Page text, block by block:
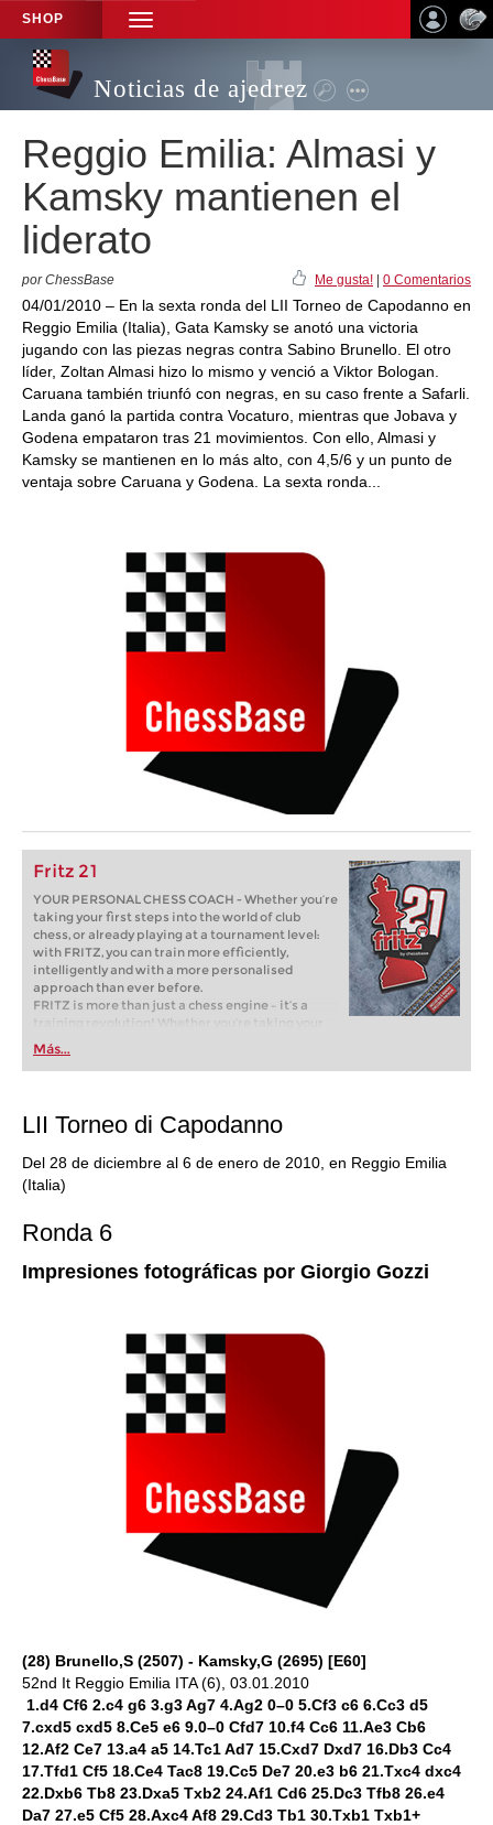
SHOP
TOGGLE
NAVIGATION
Noticias de ajedrez
Reggio Emilia: Almasi y
Kamsky mantienen el
liderato
por ChessBase Me gusta! 0 Comentarios
04/01/2010 – En la sexta ronda del LII Torneo de Capodanno en
Reggio Emilia (Italia), Gata Kamsky se anotó una victoria
jugando con las piezas negras contra Sabino Brunello. El otro
líder, Zoltan Almasi hizo lo mismo y venció a Viktor Bologan.
Caruana también triunfó con negras, en su caso frente a Safarli.
Landa ganó la partida contra Vocaturo, mientras que Jobava y
Godena empataron tras 21 movimientos. Con ello, Almasi y
Kamsky se mantienen en lo más alto, con 4,5/6 y un punto de
ventaja sobre Caruana y Godena. La sexta ronda...
Fritz 21
YOUR PERSONAL CHESS COACH - Whether you’re
taking your first steps into the world of club
chess, or already playing at a tournament level:
with FRITZ, you can train more efficiently,
intelligently and with a more personalised
approach than ever before.
FRITZ is more than just a chess engine – it’s a
training revolution! Whether you’re taking your
first steps into the world of club chess, or already
playing at a tournament level: with FRITZ, you can
train more efficiently, intelligently and with a
Más...
LII Torneo di Capodanno
Del 28 de diciembre al 6 de enero de 2010, en Reggio Emilia
(Italia)
Ronda 6
Impresiones fotográficas por Giorgio Gozzi
(28) Brunello,S (2507) - Kamsky,G (2695) [E60]
52nd It Reggio Emilia ITA (6), 03.01.2010
1.d4 Cf6 2.c4 g6 3.g3 Ag7 4.Ag2 0–0 5.Cf3 c6 6.Cc3 d5
7.cxd5 cxd5 8.Ce5 e6 9.0–0 Cfd7 10.f4 Cc6 11.Ae3 Cb6
12.Af2 Ce7 13.a4 a5 14.Tc1 Ad7 15.Cxd7 Dxd7 16.Db3 Cc4
17.Tfd1 Cf5 18.Ce4 Tac8 19.Cc5 De7 20.e3 b6 21.Txc4 dxc4
22.Dxb6 Tb8 23.Dxa5 Txb2 24.Af1 Cd6 25.Dc3 Tfb8 26.e4
Da7 27.e5 Cf5 28.Axc4 Af8 29.Cd3 Tb1 30.Txb1 Txb1+